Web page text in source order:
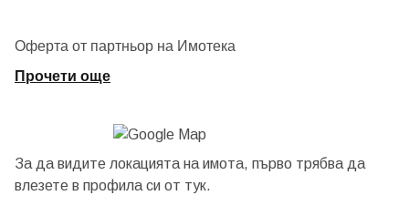
Оферта от партньор на Имотека
Прочети още
За да видите локацията на имота, първо трябва да
влезете в профила си от тук.